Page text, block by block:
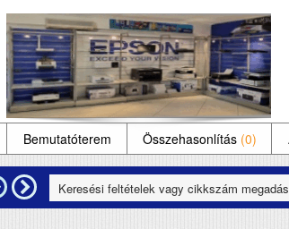
Bemutatóterem Összehasonlítás (0)